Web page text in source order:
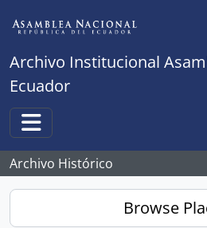
Archivo Institucional
Ecuador
Toggle navigation
Archivo Histórico
Browse